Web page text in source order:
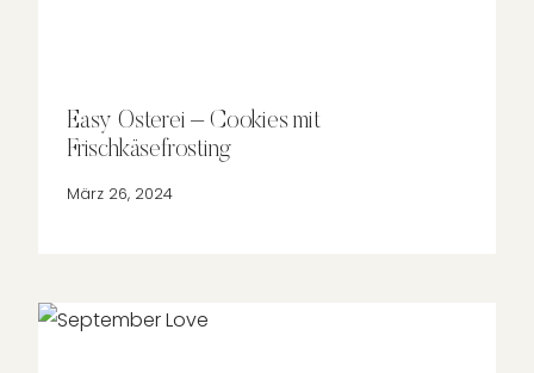
Easy Osterei – Cookies mit
Frischkäsefrosting
März 26, 2024